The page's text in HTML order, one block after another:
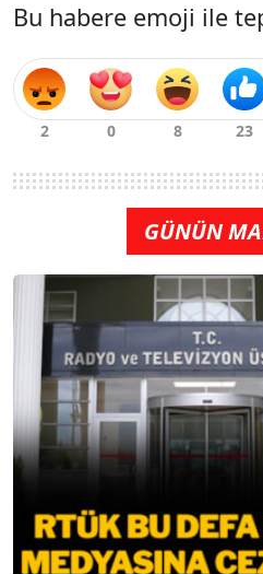
Bu habere emoji ile
GÜNÜN